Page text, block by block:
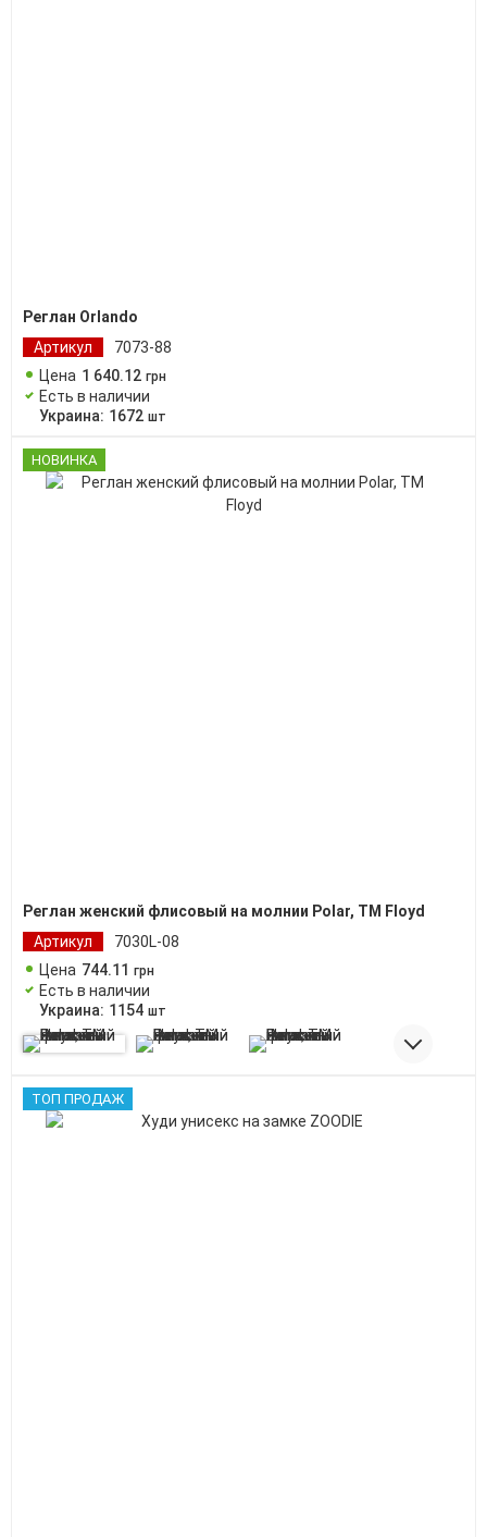
Реглан Orlando
Артикул
7073-88
Цена 1 640.12 грн
Есть в наличии
Украина: 1672 шт
НОВИНКА
Реглан женский флисовый на молнии Polar, TM Floyd
Артикул
7030L-08
Цена 744.11 грн
Есть в наличии
Украина: 1154 шт
ТОП ПРОДАЖ